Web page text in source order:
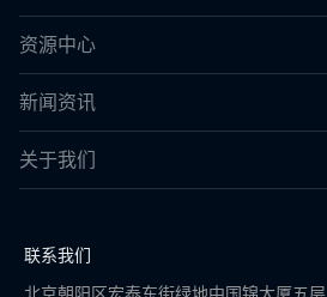
资源中心
新闻资讯
关于我们
联系我们